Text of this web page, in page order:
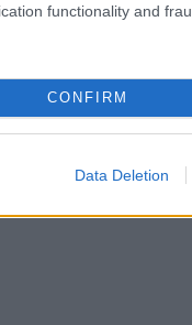
functionality and
CONFIRM
Data Deletion
szerzett,…
TOVÁBB